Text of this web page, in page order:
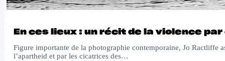
En ces lieux : un récit de la violence
Figure importante de la photographie contemporaine, Jo Ractliffe
l’apartheid et par les cicatrices des…